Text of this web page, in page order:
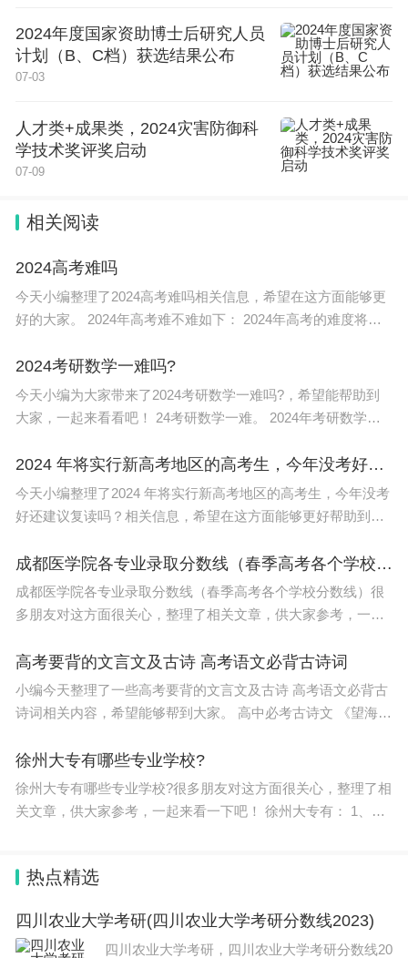
2024年度国家资助博士后研究人员
计划（B、C档）获选结果公布
07-03
人才类+成果类，2024灾害防御科
学技术奖评奖启动
07-09
相关阅读
2024高考难吗
今天小编整理了2024高考难吗相关信息，希望在这方面能够更
好的大家。 2024年高考难不难如下： 2024年高考的难度将会
度、考生的整体水
2024考研数学一难吗?
今天小编为大家带来了2024考研数学一难吗?，希望能帮助到
大家，一起来看看吧！ 24考研数学一难。 2024年考研数学一
难度相对较高。 以
2024 年将实行新高考地区的高考生，今年没考好还建议复读吗？
今天小编整理了2024 年将实行新高考地区的高考生，今年没考
好还建议复读吗？相关信息，希望在这方面能够更好帮助到大
时期。在即将实施新高考
成都医学院各专业录取分数线（春季高考各个学校分数线）
成都医学院各专业录取分数线（春季高考各个学校分数线）很
多朋友对这方面很关心，整理了相关文章，供大家参考，一起
检验技术专业 的本科
高考要背的文言文及古诗 高考语文必背古诗词
小编今天整理了一些高考要背的文言文及古诗 高考语文必背古
诗词相关内容，希望能够帮到大家。 高中必考古诗文 《望海
风帘翠幕，参差十万人家
徐州大专有哪些专业学校?
徐州大专有哪些专业学校?很多朋友对这方面很关心，整理了相
关文章，供大家参考，一起来看一下吧！ 徐州大专有： 1、江
热点精选
四川农业大学考研(四川农业大学考研分数线2023)
四川农业大学考研，四川农业大学考研分数线20